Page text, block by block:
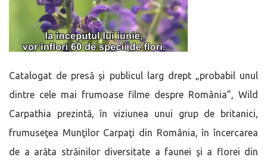
Catalogat de presă şi publicul larg drept „probabil unul
dintre cele mai frumoase filme despre România”, Wild
Carpathia prezintă, în viziunea unui grup de britanici,
frumuseţea Munţilor Carpaţi din România, în încercarea
de a arăta străinilor diversitate a faunei şi a florei din